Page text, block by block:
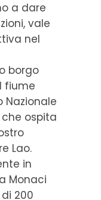
a dare
vale
nel
borgo
fiume
Nazionale
che ospita
Lao.
in
Monaci
200